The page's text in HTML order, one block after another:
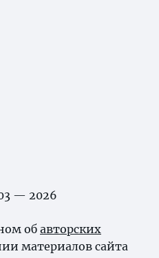
— 2026
об авторских
материалов сайта